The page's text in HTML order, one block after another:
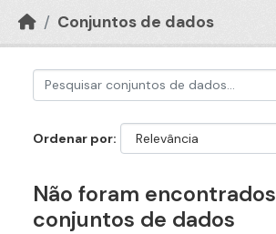
Conjuntos de dados
Ordenar por
Não foram encontrados
conjuntos de dados